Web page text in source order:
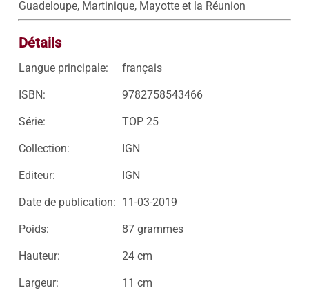
Détails
Langue principale: français
ISBN: 9782758543466
Série: TOP 25
Collection: IGN
Editeur: IGN
Date de publication: 11-03-2019
Poids: 87 grammes
Hauteur: 24 cm
Largeur: 11 cm